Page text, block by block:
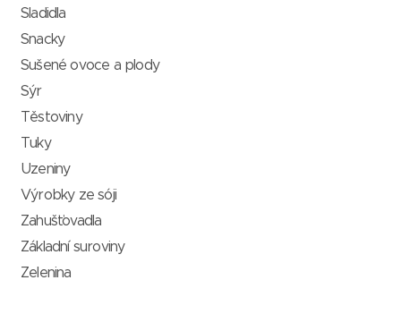
Sladidla
Snacky
Sušené ovoce a plody
Sýr
Těstoviny
Tuky
Uzeniny
Výrobky ze sóji
Zahušťovadla
Základní suroviny
Zelenina